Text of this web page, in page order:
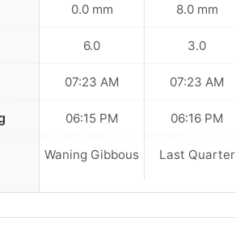
0.0 mm
6.0
07:23 AM
06:15 PM
Waning Gibbous
8.0 mm
3.0
07:23 AM
06:16 PM
Last Quarter